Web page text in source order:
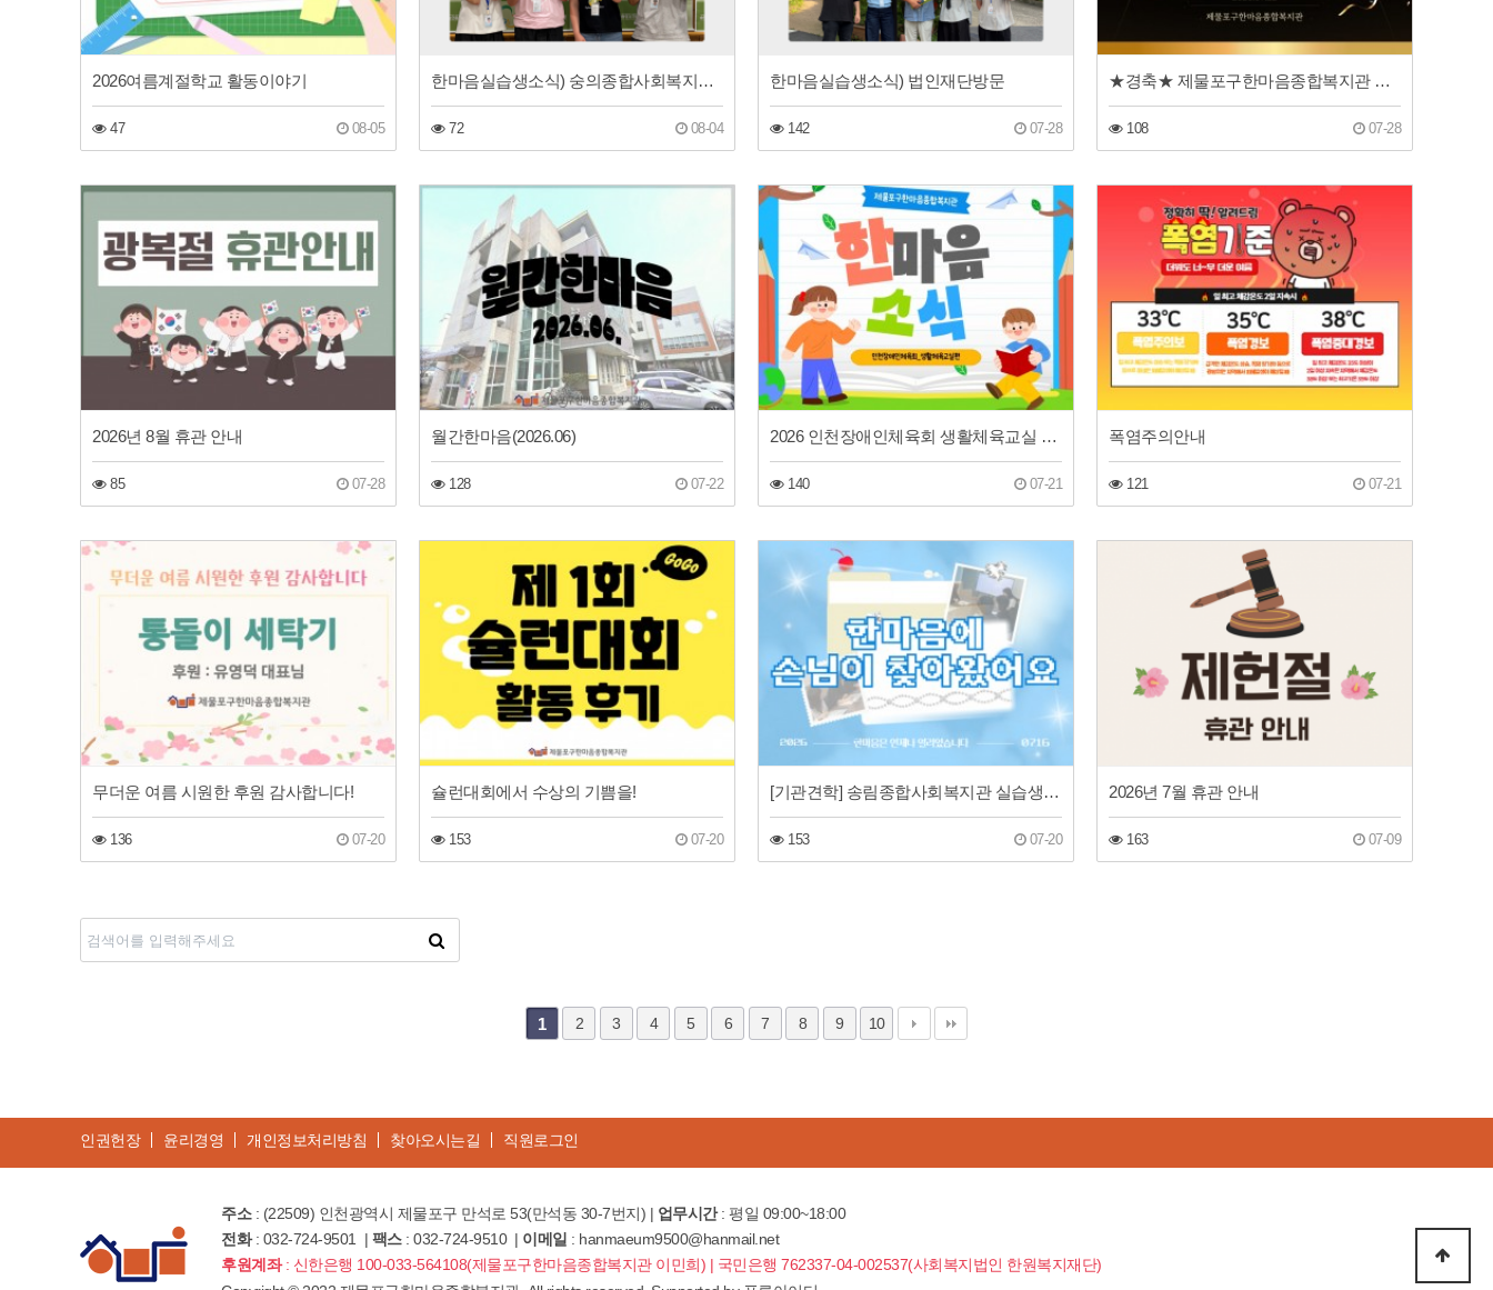
2026여름계절학교 활동이야기
47 08-05
한마음실습생소식) 숭의종합사회복지관방문
72 08-04
한마음실습생소식) 법인재단방문
142 07-28
★경축★ 제물포구한마음종합복지관 인천사회복지공동모금회 우수기관 선정
108 07-28
2026년 8월 휴관 안내
85 07-28
월간한마음(2026.06)
128 07-22
2026 인천장애인체육회 생활체육교실 진행 현황
140 07-21
폭염주의안내
121 07-21
무더운 여름 시원한 후원 감사합니다!
136 07-20
슐런대회에서 수상의 기쁨을!
153 07-20
[기관견학] 송림종합사회복지관 실습생들이 방문했어요.
153 07-20
2026년 7월 휴관 안내
163 07-09
1 2 3 4 5 6 7 8 9 10
인권헌장 윤리경영 개인정보처리방침 찾아오시는길 직원로그인
주소: (22509) 인천광역시 제물포구 만석로 53(만석동 30-7번지) | 업무시간: 평일 09:00~18:00
전화: 032-724-9501 | 팩스: 032-724-9510 | 이메일 : hanmaeum9500@hanmail.net
후원계좌: 신한은행 100-033-564108(제물포구한마음종합복지관 이민희) | 국민은행 762337-04-002537(사회복지법인 한원복지재단)